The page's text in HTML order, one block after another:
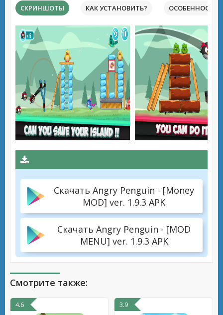
СКРИНШОТЫ КАК УСТАНОВИТЬ? ОСОБЕННОСТИ
Скачать Angry Penguin - [Money
MOD] ver. 1.9.3 APK
Скачать Angry Penguin - [MOD
MENU] ver. 1.9.3 APK
Смотрите также:
4.6 3.9